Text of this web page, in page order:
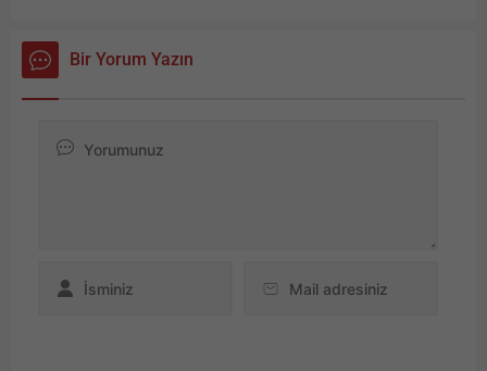
Bir Yorum Yazın